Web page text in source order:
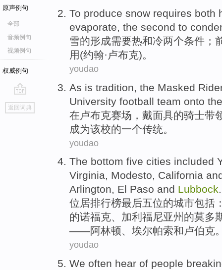
原声例句
全部
音频例句
视频例句
权威例句
go
top
返回词典
To produce snow requires both
evaporate, the second to
雪的形成需要热和冷两个条件；
用(约翰·卢布克)。
youdao
As is tradition the Masked
University football team onto
在卢布克赛场， 戴面具的骑士带
成为该校的一个传统 。
youdao
The bottom five cities included
Virginia, Modesto, California
Arlington, El Paso and Lubbock.
位居排行榜最后五位的城市包括
的诺福克、 加利福尼亚州 的莫多
——阿林顿、 埃尔帕索和卢伯克
youdao
We often hear of people